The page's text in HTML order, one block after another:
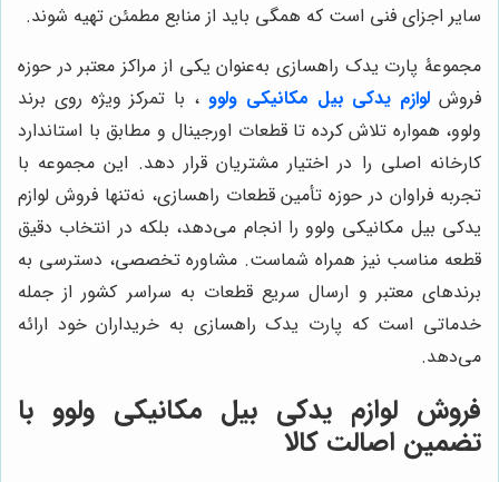
سایر اجزای فنی است که همگی باید از منابع مطمئن تهیه شوند.
مجموعۀ پارت یدک راهسازی به‌عنوان یکی از مراکز معتبر در حوزه
فروش لوازم یدکی بیل مکانیکی ولوو ، با تمرکز ویژه روی برند
ولوو، همواره تلاش کرده تا قطعات اورجینال و مطابق با استاندارد
کارخانه اصلی را در اختیار مشتریان قرار دهد. این مجموعه با
تجربه فراوان در حوزه تأمین قطعات راهسازی، نه‌تنها فروش لوازم
یدکی بیل مکانیکی ولوو را انجام می‌دهد، بلکه در انتخاب دقیق
قطعه مناسب نیز همراه شماست. مشاوره تخصصی، دسترسی به
برندهای معتبر و ارسال سریع قطعات به سراسر کشور از جمله
خدماتی است که پارت یدک راهسازی به خریداران خود ارائه
می‌دهد.
فروش لوازم یدکی بیل مکانیکی ولوو با
تضمین اصالت کالا